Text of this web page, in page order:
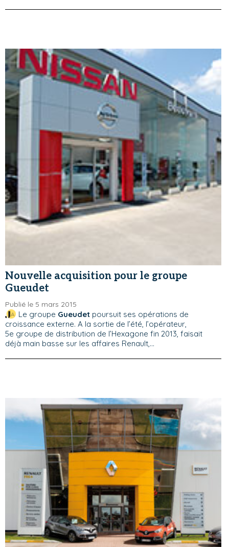
Nouvelle acquisition pour le groupe
Gueudet
Publié le 5 mars 2015
Le groupe Gueudetpoursuit ses opérations de
croissance externe. A la sortie de l’été, l’opérateur,
5e groupe de distribution de l’Hexagone fin 2013, faisait
déjà main basse sur les affaires Renault,...